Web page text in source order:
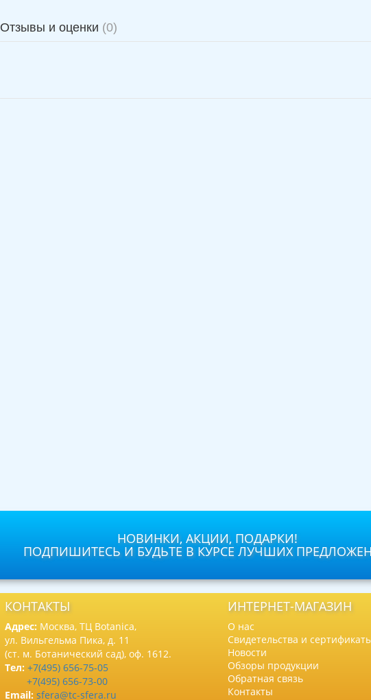
Отзывы и оценки (0)
НОВИНКИ, АКЦИИ, ПОДАРКИ!
ПОДПИШИТЕСЬ И БУДЬТЕ В КУРСЕ ЛУЧШИХ
КОНТАКТЫ
Адрес: Москва, ТЦ Botanica,
ул. Вильгельма Пика, д. 11
(ст. м. Ботанический сад), оф. 1612.
Тел: +7(495) 656-75-05
+7(495) 656-73-00
Email: sfera@tc-sfera.ru
ИНТЕРНЕТ-МАГАЗИН
О нас
Свидетельства и
Новости
Обзоры продукции
Обратная связь
Контакты